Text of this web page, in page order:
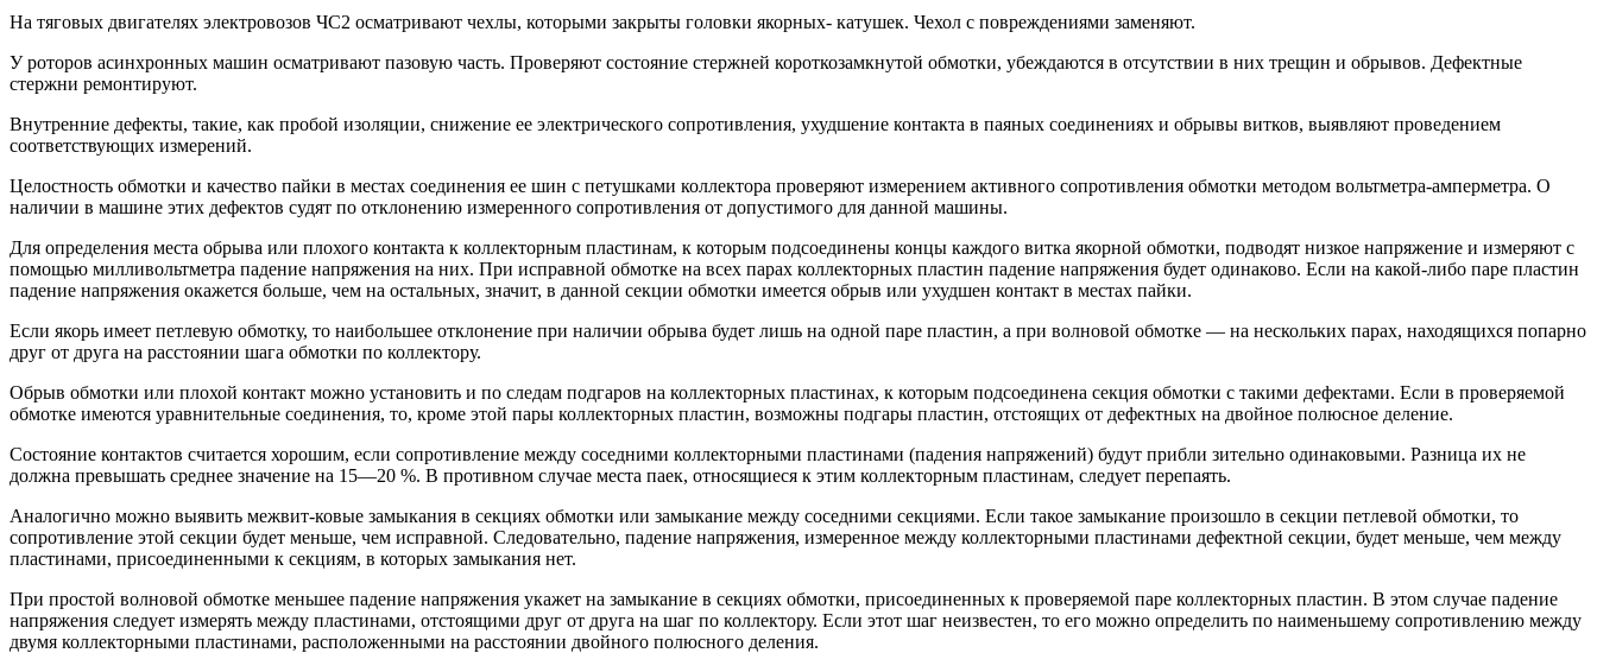
На тяговых двигателях электровозов ЧС2 осматривают чехлы, которыми закрыты головки якорных- катушек. Чехол с повреждениями заменяют.
У роторов асинхронных машин осматривают пазовую часть. Проверяют состояние стержней короткозамкнутой обмотки, убеждаются в отсутствии в них трещин и обрывов. Дефектные
стержни ремонтируют.
Внутренние дефекты, такие, как пробой изоляции, снижение ее электрического сопротивления, ухудшение контакта в паяных соединениях и обрывы витков, выявляют проведением
соответствующих измерений.
Целостность обмотки и качество пайки в местах соединения ее шин с петушками коллектора проверяют измерением активного сопротивления обмотки методом вольтметра-амперметра. О
наличии в машине этих дефектов судят по отклонению измеренного сопротивления от допустимого для данной машины.
Для определения места обрыва или плохого контакта к коллекторным пластинам, к которым подсоединены концы каждого витка якорной обмотки, подводят низкое напряжение и измеряют с
помощью милливольтметра падение напряжения на них. При исправной обмотке на всех парах коллекторных пластин падение напряжения будет одинаково. Если на какой-либо паре пластин
падение напряжения окажется больше, чем на остальных, значит, в данной секции обмотки имеется обрыв или ухудшен контакт в местах пайки.
Если якорь имеет петлевую обмотку, то наибольшее отклонение при наличии обрыва будет лишь на одной паре пластин, а при волновой обмотке — на нескольких парах, находящихся попарно
друг от друга на расстоянии шага обмотки по коллектору.
Обрыв обмотки или плохой контакт можно установить и по следам подгаров на коллекторных пластинах, к которым подсоединена секция обмотки с такими дефектами. Если в проверяемой
обмотке имеются уравнительные соединения, то, кроме этой пары коллекторных пластин, возможны подгары пластин, отстоящих от дефектных на двойное полюсное деление.
Состояние контактов считается хорошим, если сопротивление между соседними коллекторными пластинами (падения напряжений) будут прибли зительно одинаковыми. Разница их не
должна превышать среднее значение на 15—20 %. В противном случае места паек, относящиеся к этим коллекторным пластинам, следует перепаять.
Аналогично можно выявить межвит-ковые замыкания в секциях обмотки или замыкание между соседними секциями. Если такое замыкание произошло в секции петлевой обмотки, то
сопротивление этой секции будет меньше, чем исправной. Следовательно, падение напряжения, измеренное между коллекторными пластинами дефектной секции, будет меньше, чем между
пластинами, присоединенными к секциям, в которых замыкания нет.
При простой волновой обмотке меньшее падение напряжения укажет на замыкание в секциях обмотки, присоединенных к проверяемой паре коллекторных пластин. В этом случае падение
напряжения следует измерять между пластинами, отстоящими друг от друга на шаг по коллектору. Если этот шаг неизвестен, то его можно определить по наименьшему сопротивлению между
двумя коллекторными пластинами, расположенными на расстоянии двойного полюсного деления.